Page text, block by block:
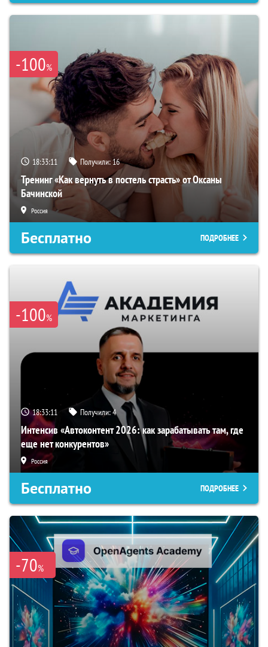
-100%
18:33:10 Получили:16
Тренинг «Как вернуть в постель страсть» от Оксаны
Бачинской
Россия
Бесплатно ПОДРОБНЕЕ
-100%
18:33:10 Получили:4
Интенсив «Автоконтент 2026: как зарабатывать там, где
еще нет конкурентов»
Россия
Бесплатно ПОДРОБНЕЕ
-70%